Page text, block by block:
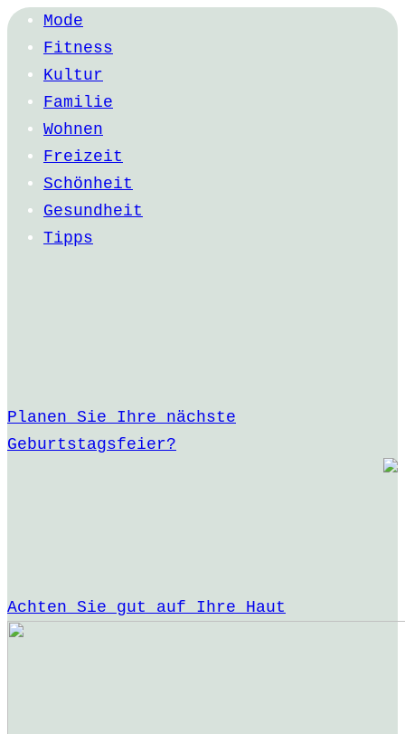
Mode
Fitness
Kultur
Familie
Wohnen
Freizeit
Schönheit
Gesundheit
Tipps
Planen Sie Ihre nächste
Geburtstagsfeier?
Achten Sie gut auf Ihre Haut